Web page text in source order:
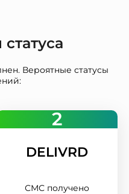
Вероятные статусы
2
DELIVRD
СМС получено